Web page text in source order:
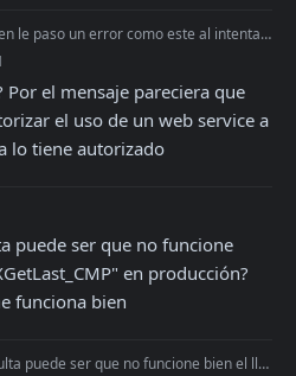
un error como este al intentar generar un certificado ?
Por el mensaje pareciera que
el uso de un web service a
lo tiene autorizado
puede ser que no funcione
en producción?
funciona bien
bien el llamado "FEXGetLast_CMP" en producción? En homologación me funciona bien